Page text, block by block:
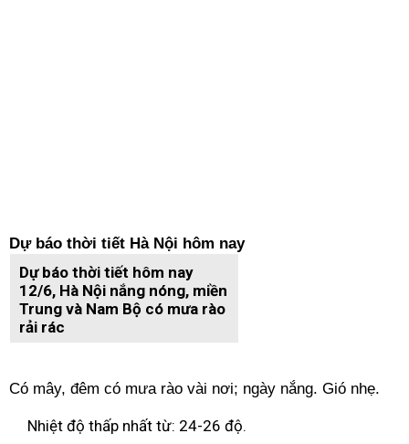
Dự báo thời tiết Hà Nội hôm nay
Dự báo thời tiết hôm nay
12/6, Hà Nội nắng nóng, miền
Trung và Nam Bộ có mưa rào
rải rác
Có mây, đêm có mưa rào vài nơi; ngày nắng. Gió nhẹ.
Nhiệt độ thấp nhất từ: 24-26 độ.